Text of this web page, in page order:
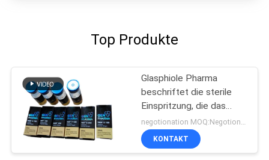
Top Produkte
Glasphiole Pharma
beschriftet die sterile
Einspritzung, die das
pharmazeutische
Verpacken druckt
negotionation MOQ:Negotionation
KONTAKT